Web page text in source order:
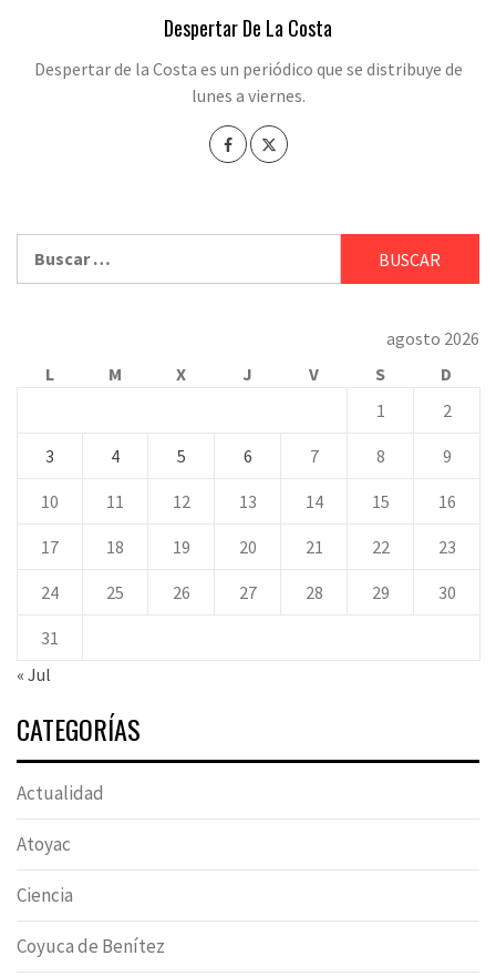
Despertar De La Costa
Despertar de la Costa es un periódico que se distribuye de
lunes a viernes.
agosto 2026
L
M X J V S
D
1
2
3 4 5 6 7 8 9
10 11 12 13 14 15 16
17 18 19 20 21 22 23
24 25 26 27 28 29 30
31
« Jul
CATEGORÍAS
Actualidad
Atoyac
Ciencia
Coyuca de Benítez